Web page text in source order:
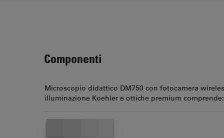
Componenti
Microscopio didattico DM750 con fotocamera
illuminazione Koehler e ottiche premium comprende: